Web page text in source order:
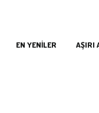
EN YENİLER AŞIRI